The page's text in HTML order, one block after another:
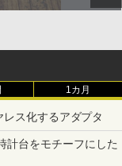
1カ月
ス化するアダプタ
計台をモチーフにした